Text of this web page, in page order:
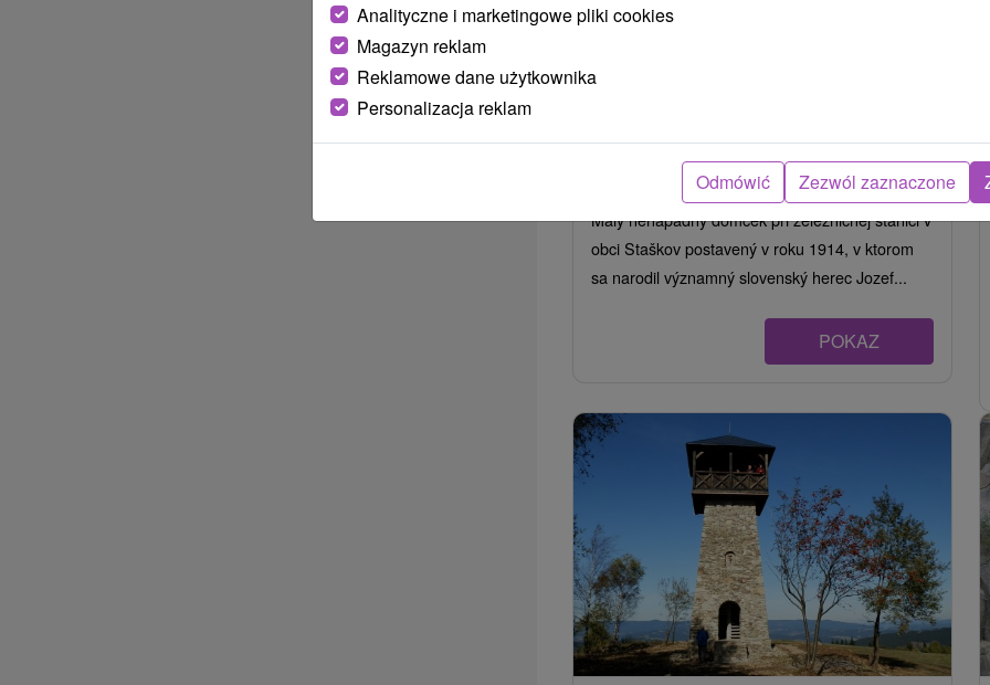
Rodný dom Jozefa Kronera Staškov
Žilinský kraj -Staškov 10.75 Km
Malý nenápadný domček pri železničnej stanici v
obci Staškov postavený v roku 1914, v ktorom
sa narodil významný slovenský herec Jozef...
POKAZ
Analityczne i marketingowe pliki cookies
Magazyn reklam
Reklamowe dane użytkownika
Personalizacja reklam
Odmówić Zezwól zaznaczone